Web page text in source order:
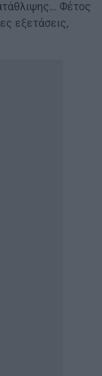
Φέτος
εξετάσεις,